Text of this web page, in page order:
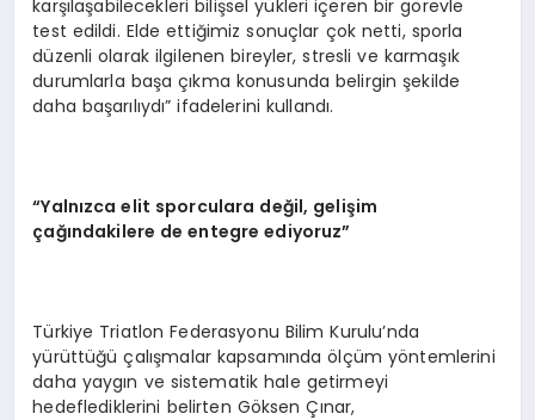
karşılaşabilecekleri bilişsel yükleri içeren bir görevle
test edildi. Elde ettiğimiz sonuçlar çok netti, sporla
düzenli olarak ilgilenen bireyler, stresli ve karmaşık
durumlarla başa çıkma konusunda belirgin şekilde
daha başarılıydı” ifadelerini kullandı.
“Yalnızca elit sporculara değil, gelişim
çağındakilere de entegre ediyoruz”
Türkiye Triatlon Federasyonu Bilim Kurulu’nda
yürüttüğü çalışmalar kapsamında ölçüm yöntemlerini
daha yaygın ve sistematik hale getirmeyi
hedeflediklerini belirten Göksen Çınar,